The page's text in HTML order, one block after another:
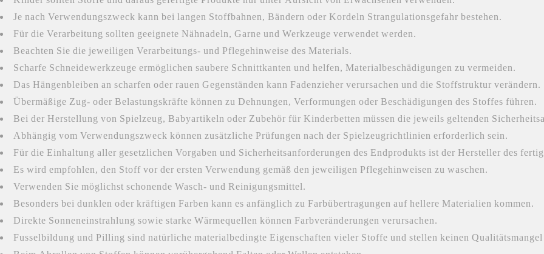
Je nach Verwendungszweck kann bei langen Stoffbahnen, Bändern oder Kordeln Strangulationsgefahr bestehen.
Für die Verarbeitung sollten geeignete Nähnadeln, Garne und Werkzeuge verwendet werden.
Beachten Sie die jeweiligen Verarbeitungs- und Pflegehinweise des Materials.
Scharfe Schneidewerkzeuge ermöglichen saubere Schnittkanten und helfen, Materialbeschädigungen zu vermeiden.
Das Hängenbleiben an scharfen oder rauen Gegenständen kann Fadenzieher verursachen und die Stoffstruktur verändern.
Übermäßige Zug- oder Belastungskräfte können zu Dehnungen, Verformungen oder Beschädigungen des Stoffes führen.
Bei der Herstellung von Spielzeug, Babyartikeln oder Zubehör für Kinderbetten müssen die jeweils geltenden
Abhängig vom Verwendungszweck können zusätzliche Prüfungen nach der Spielzeugrichtlinien erforderlich sein.
Für die Einhaltung aller gesetzlichen Vorgaben und Sicherheitsanforderungen des Endprodukts ist der Hersteller des
Es wird empfohlen, den Stoff vor der ersten Verwendung gemäß den jeweiligen Pflegehinweisen zu waschen.
Verwenden Sie möglichst schonende Wasch- und Reinigungsmittel.
Besonders bei dunklen oder kräftigen Farben kann es anfänglich zu Farbübertragungen auf hellere Materialien kommen.
Direkte Sonneneinstrahlung sowie starke Wärmequellen können Farbveränderungen verursachen.
Fusselbildung und Pilling sind natürliche materialbedingte Eigenschaften vieler Stoffe und stellen keinen Qualitätsmangel